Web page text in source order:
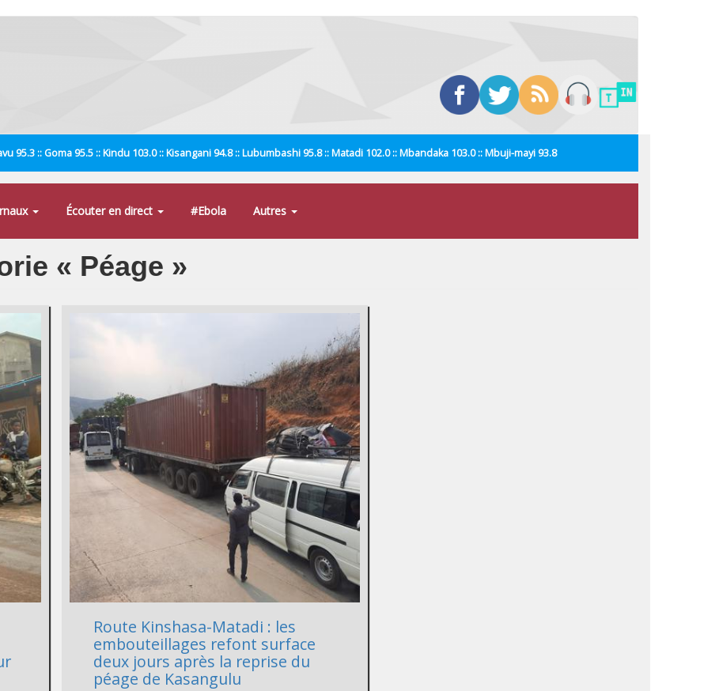
95.3 :: Goma 95.5 :: Kindu 103.0 :: Kisangani 94.8 :: Lubumbashi 95.8 :: Matadi 102.0 :: Mbandaka 103.0 :: Mbuji-mayi 93.8
Écouter en direct #Ebola Autres
« Péage »
Route Kinshasa-Matadi : les
embouteillages refont surface
deux jours après la reprise du
péage de Kasangulu